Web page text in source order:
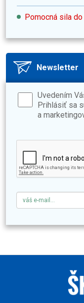
Pomocná sila
Newsletter
Uvedením
Prihlásiť sa
a